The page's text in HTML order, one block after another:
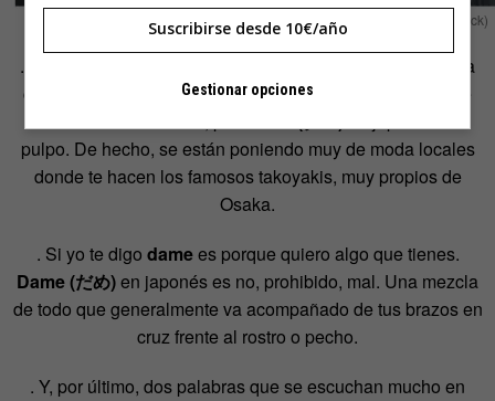
Ilustración: Vector (Shutterstock)
. Otra palabra que utilizamos mucho es
, ya sea por la
comida o por el grupo de palabras malsonantes a las que
pulpo. De hecho, se están poniendo muy de moda locales
donde te hacen los famosos takoyakis, muy propios de
Osaka.
. Si yo te digo damees porque quiero algo que tienes.
Dame (だめ)en japonés es no, prohibido, mal. Una mezcla
de todo que generalmente va acompañado de tus brazos en
cruz frente al rostro o pecho.
. Y, por último, dos palabras que se escuchan mucho en
Suscribirse desde 10€/año
Gestionar opciones